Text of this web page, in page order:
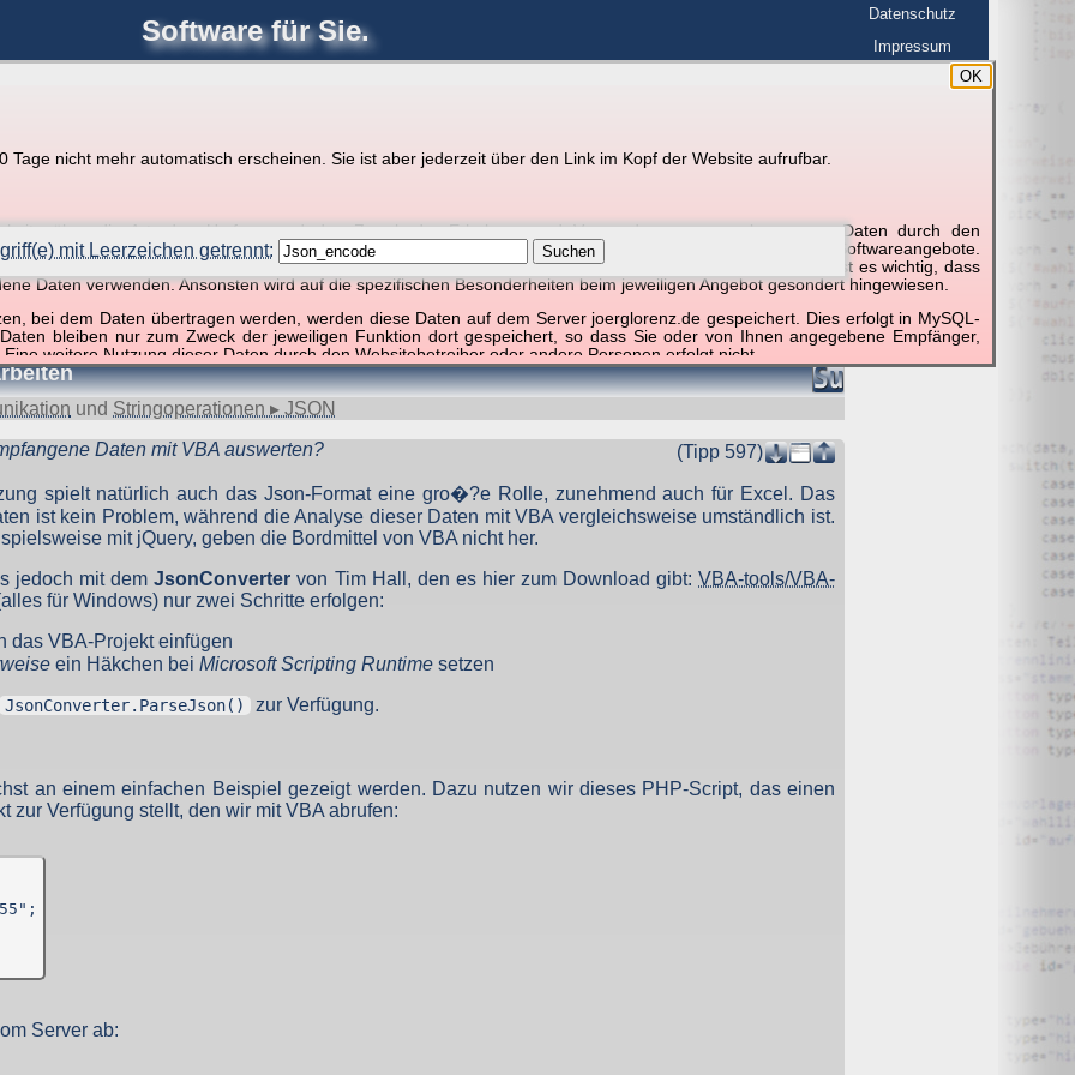
OK
nicht mehr automatisch erscheinen. Sie ist aber jederzeit über den Link im Kopf der Website aufrufbar.
über die Art, den Umfang und den Zweck der Erhebung und Verwendung personenbezogener Daten durch den
es ausschließlich um die Nutzung dieser Website, nicht aber um die Nutzung besonderer einzelner Softwareangebote.
so dass verschiedene Daten gespeichert werden müssen, die für das Funktionieren erforderlich sind. Hier ist es wichtig, dass
Daten verwenden. Ansonsten wird auf die spezifischen Besonderheiten beim jeweiligen Angebot gesondert hingewiesen.
bei dem Daten übertragen werden, werden diese Daten auf dem Server joerglorenz.de gespeichert. Dies erfolgt in MySQL-
bleiben nur zum Zweck der jeweiligen Funktion dort gespeichert, so dass Sie oder von Ihnen angegebene Empfänger,
weitere Nutzung dieser Daten durch den Websitebetreiber oder andere Personen erfolgt nicht.
und behandelt Ihre personenbezogenen Daten vertraulich und entsprechend der gesetzlichen Vorschriften. Da durch neue
Webseite Änderungen an dieser Datenschutzerklärung vorgenommen werden können, empfehlen wir Ihnen, sich die
durchzulesen.
Daten” oder “Verarbeitung”) finden Sie in Art. 4 DSGVO.
unseres berechtigten Interesses (s. Art. 6 Abs. 1 lit. f. DSGVO) Daten über Zugriffe auf die Website und speichern diese
Daten werden so protokolliert:
anschließend gelöscht. Dies liegt in der Zuständigkeit des Providers Strato AG, der Websitebetreiber nutzt diese Daten nicht.
Besuchern erheben und warum
Seiten von wo wie oft aufgerufen werden. Müssen Daten aus Beweisgründen aufgehoben werden, sind sie solange von der
den Websitebetreiber nicht, es werden nur die Aufrufzahlen der Website und der Webseiten auf der Basis der Logfiles ohne
Software für Sie.
joerglorenz.de
Datenschutz
Impressum
zu Excel und VBA
mit Leerzeichen getrennt: Suchen
1 Begriff)
und Stringoperationen ▸ JSON
(Tipp 597)
Daten mit VBA auswerten?
spielt natürlich auch das Json-Format eine gro�?e Rolle, zunehmend auch für Excel. Das
ist kein Problem, während die Analyse dieser Daten mit VBA vergleichsweise umständlich ist.
mit jQuery, geben die Bordmittel von VBA nicht her.
jedoch mit demJsonConverter von Tim Hall, den es hier zum Download gibt:VBA-tools/VBA-
für Windows) nur zwei Schritte erfolgen:
das VBA-Projekt einfügen
ein Häkchen bei Microsoft Scripting Runtime setzen
JsonConverter.ParseJson() zur Verfügung.
an einem einfachen Beispiel gezeigt werden. Dazu nutzen wir dieses PHP-Script, das einen
zur Verfügung stellt, den wir mit VBA abrufen:
Server ab: